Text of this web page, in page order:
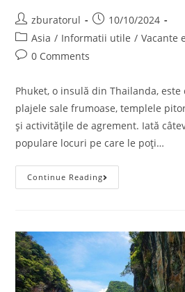
Post
author:
zburatorul
Post
published:
10/10/2024
Post
category:
Asia / Informatii utile / Vacante
Post0 Comments
Phuket, o insulă din Thailanda,
plajele sale frumoase, templele
și activitățile de agrement. Iată
populare locuri pe care le poți…
Continue ReadingPhuket
–
Frumoase
Plaje
Opțiuni
Cazare.